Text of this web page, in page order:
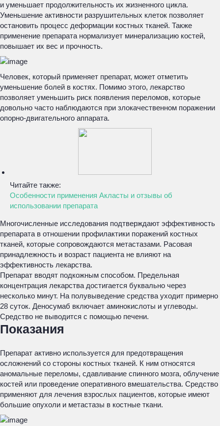
и уменьшает продолжительность их жизненного цикла.
Уменьшение активности разрушительных клеток позволяет
остановить процесс деформации костных тканей. Также
применение препарата нормализует минерализацию костей,
повышает их вес и прочность.
Человек, который применяет препарат, может отметить
уменьшение болей в костях. Помимо этого, лекарство
позволяет уменьшить риск появления переломов, которые
довольно часто наблюдаются при злокачественном поражении
опорно-двигательного аппарата.
Читайте также:
Особенности применения Акласты и отзывы об
использовании препарата
Многочисленные исследования подтверждают эффективность
препарата в отношении профилактики поражений костных
тканей, которые сопровождаются метастазами. Расовая
принадлежность и возраст пациента не влияют на
эффективность лекарства.
Препарат вводят подкожным способом. Предельная
концентрация лекарства достигается буквально через
несколько минут. На полувыведение средства уходит примерно
28 суток. Деносумаб включает аминокислоты и углеводы.
Средство не выводится с помощью печени.
Показания
Препарат активно используется для предотвращения
осложнений со стороны костных тканей. К ним относятся
аномальные переломы, сдавливание спинного мозга, облучение
костей или проведение оперативного вмешательства. Средство
применяют для лечения взрослых пациентов, которые имеют
большие опухоли и метастазы в костные ткани.